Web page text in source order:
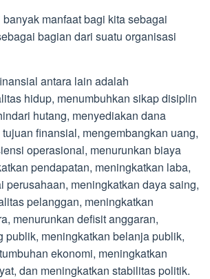
manfaat bagi kita sebagai
bagian dari suatu organisasi
antara lain adalah
hidup, menumbuhkan sikap disiplin
hutang, menyediakan dana
finansial, mengembangkan uang,
operasional, menurunkan biaya
pendapatan, meningkatkan laba,
perusahaan, meningkatkan daya saing,
pelanggan, meningkatkan
menurunkan defisit anggaran,
publik, meningkatkan belanja publik,
ekonomi, meningkatkan
dan meningkatkan stabilitas politik.